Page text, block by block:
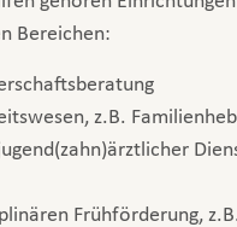
Bereichen:
z.B.
Frühförderung, z.B.